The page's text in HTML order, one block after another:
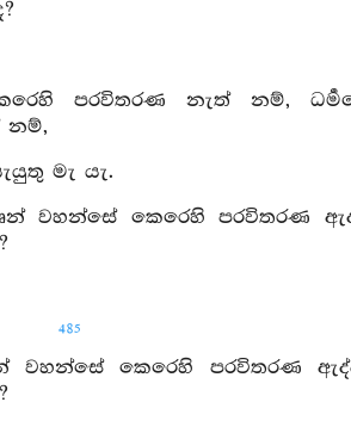
පරවිතරණ නැත් නම්,
නම්,
මැ යැ.
වහන්සේ කෙරෙහි පරවිතරණ
485
කෙරෙහි පරවිතරණ